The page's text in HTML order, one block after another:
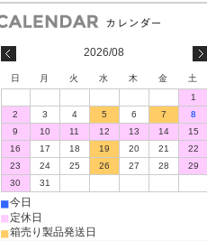
2026/08
日 月 火 水 木 金
土
1
2
3 4 5 6 7
8
9
10 11 12 13 14
15
16
17 18 19 20 21
22
23
24 25 26 27 28
29
30
31
■今日
■ 定休日
■箱売り製品発送日